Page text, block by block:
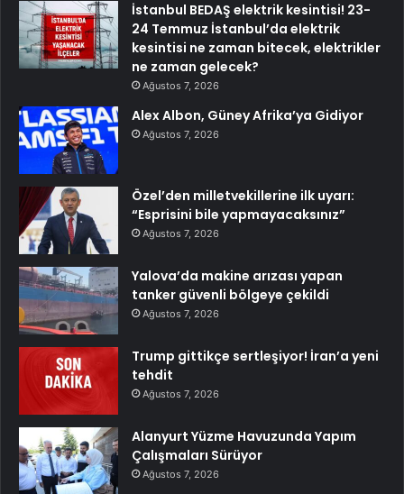
İstanbul BEDAŞ elektrik kesintisi! 23-
24 Temmuz İstanbul’da elektrik
kesintisi ne zaman bitecek, elektrikler
ne zaman gelecek?
Ağustos 7, 2026
Alex Albon, Güney Afrika’ya Gidiyor
Ağustos 7, 2026
Özel’den milletvekillerine ilk uyarı:
“Esprisini bile yapmayacaksınız”
Ağustos 7, 2026
Yalova’da makine arızası yapan
tanker güvenli bölgeye çekildi
Ağustos 7, 2026
Trump gittikçe sertleşiyor! İran’a yeni
tehdit
Ağustos 7, 2026
Alanyurt Yüzme Havuzunda Yapım
Çalışmaları Sürüyor
Ağustos 7, 2026